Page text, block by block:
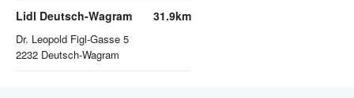
Lidl Deutsch-Wagram
Dr. Leopold Figl-Gasse 5
2232 Deutsch-Wagram
31.9km